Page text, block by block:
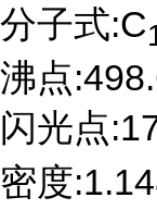
分子式:C
沸点
闪光点
密度